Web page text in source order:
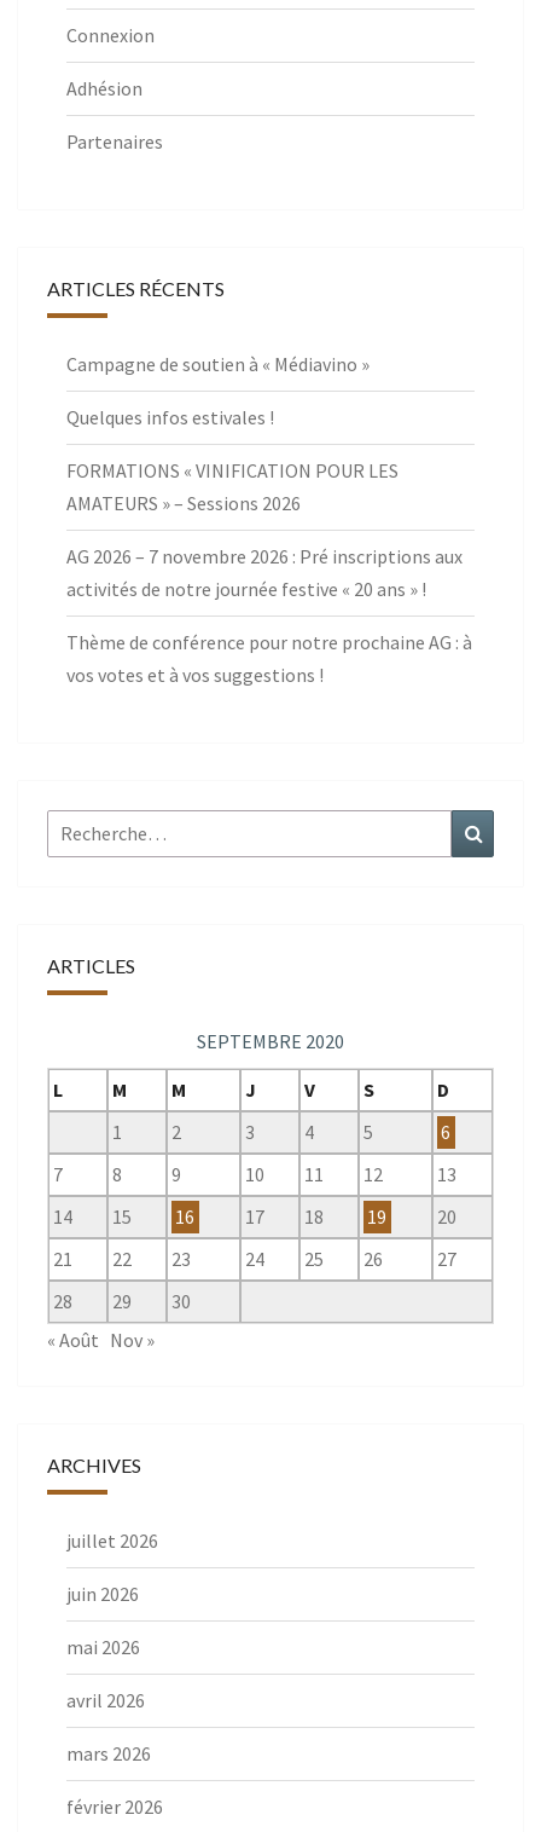
Connexion
Adhésion
Partenaires
ARTICLES RÉCENTS
Campagne de soutien à « Médiavino »
Quelques infos estivales !
FORMATIONS « VINIFICATION POUR LES
AMATEURS » – Sessions 2026
AG 2026 – 7 novembre 2026 : Pré inscriptions aux
activités de notre journée festive « 20 ans » !
Thème de conférence pour notre prochaine AG : à
vos votes et à vos suggestions !
Rechercher :
ARTICLES
SEPTEMBRE 2020
L
M M J V S
D
1
2 3 4 5
6
7
8 9 10 11 12
13
14
15 16 17 18 19
20
21
22 23 24 25 26
27
28
29
30
« Août Nov »
ARCHIVES
juillet 2026
juin 2026
mai 2026
avril 2026
mars 2026
février 2026